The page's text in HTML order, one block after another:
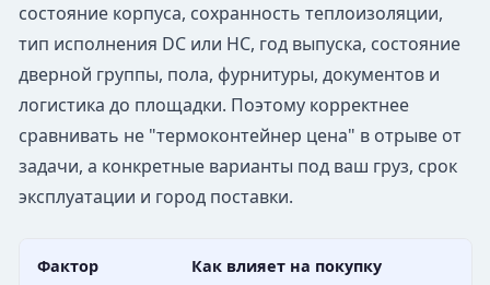
состояние корпуса, сохранность теплоизоляции,
тип исполнения DC или HC, год выпуска, состояние
дверной группы, пола, фурнитуры, документов и
логистика до площадки. Поэтому корректнее
сравнивать не "термоконтейнер цена" в отрыве от
задачи, а конкретные варианты под ваш груз, срок
эксплуатации и город поставки.
Фактор Как влияет на покупку